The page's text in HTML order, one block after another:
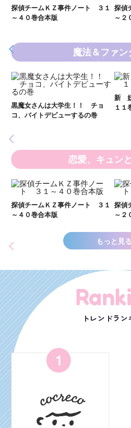
探偵チームＫＺ事件ノート ３１
～４０巻合本版
探偵
～２
魔法＆ファン
黒魔女さんは大学生！！ チョ
コ、バイトデビューするの巻
新
１１
恋愛、キュン
探偵チームＫＺ事件ノート ３１
～４０巻合本版
探偵
～２
もっと見る
トレンドラ
1